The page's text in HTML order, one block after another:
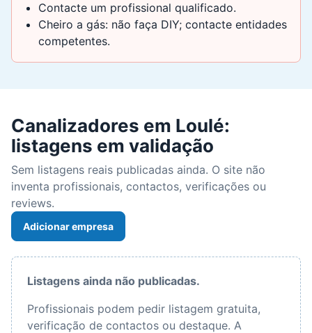
Contacte um profissional qualificado.
Cheiro a gás: não faça DIY; contacte entidades
competentes.
Canalizadores em Loulé:
listagens em validação
Sem listagens reais publicadas ainda. O site não
inventa profissionais, contactos, verificações ou
reviews.
Adicionar empresa
Listagens ainda não publicadas.
Profissionais podem pedir listagem gratuita,
verificação de contactos ou destaque. A